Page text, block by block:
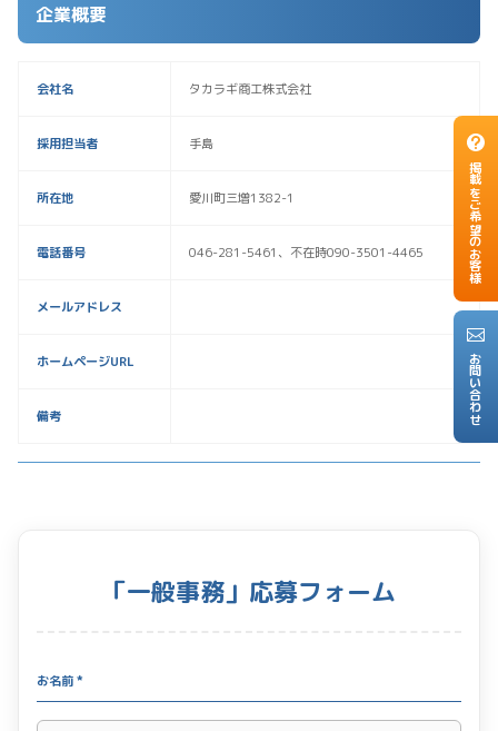
掲載をご希望のお客様
お問い合わせ
企業概要
会社名 タカラギ商工株式会社
採用担当者 手島
所在地 愛川町三増1382-1
電話番号 046-281-5461、不在時090-3501-4465
メールアドレス
ホームページURL
備考
「一般事務」応募フォーム
お名前 *